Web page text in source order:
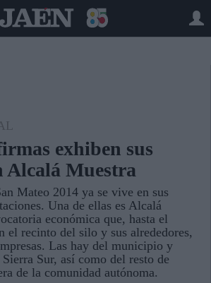
exhiben sus
Alcalá Muestra
Mateo 2014 ya se vive en sus
Una de ellas es Alcalá
económica que, hasta el
el recinto del silo y sus alrededores,
Las hay del municipio y
Sur, así como del resto de
de la comunidad autónoma.